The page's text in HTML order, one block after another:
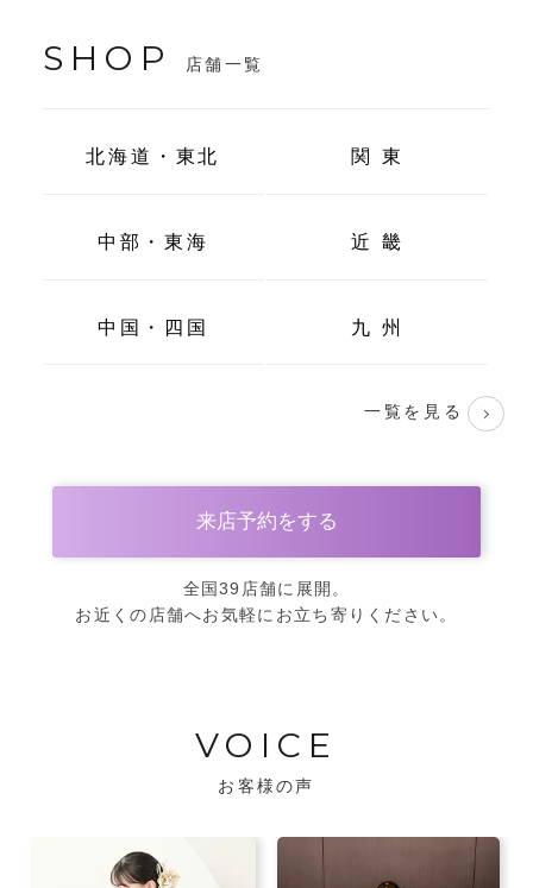
SHOP 店舗一覧
北海道・東北 関 東
中部・東海 近 畿
中国・四国 九 州
一覧を見る
来店予約をする
全国39店舗に展開。
お近くの店舗へお気軽にお立ち寄りください。
VOICE
お客様の声